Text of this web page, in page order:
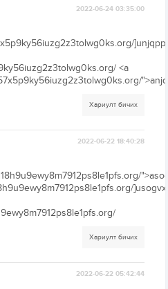
2022-06-24 03:35:00
<a
Хариулт бичих
2022-06-22 18:40:28
Хариулт бичих
2022-06-22 05:42:44